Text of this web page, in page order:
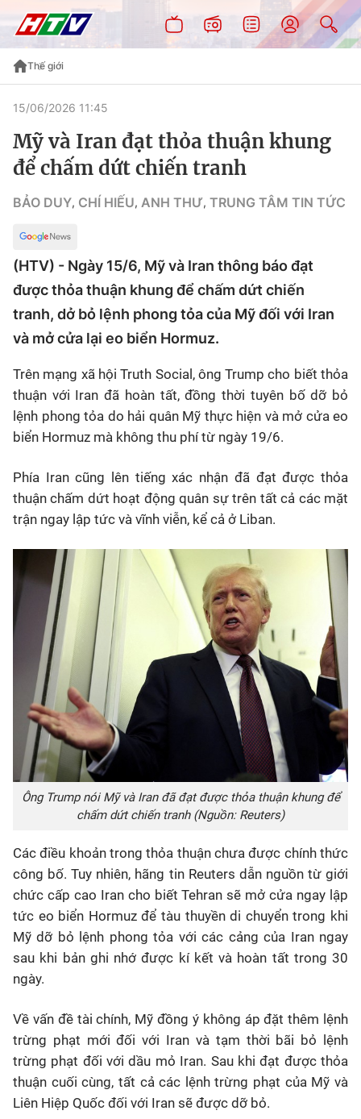
Thế giới
15/06/2026 11:45
Mỹ và Iran đạt thỏa thuận khung
để chấm dứt chiến tranh
BẢO DUY, CHÍ HIẾU, ANH THƯ, TRUNG TÂM TIN TỨC
(HTV) - Ngày 15/6, Mỹ và Iran thông báo đạt
được thỏa thuận khung để chấm dứt chiến
tranh, dở bỏ lệnh phong tỏa của Mỹ đối với Iran
và mở cửa lại eo biển Hormuz.
Trên mạng xã hội Truth Social, ông Trump cho biết thỏa
thuận với Iran đã hoàn tất, đồng thời tuyên bố dỡ bỏ
lệnh phong tỏa do hải quân Mỹ thực hiện và mở cửa eo
biển Hormuz mà không thu phí từ ngày 19/6.
Phía Iran cũng lên tiếng xác nhận đã đạt được thỏa
thuận chấm dứt hoạt động quân sự trên tất cả các mặt
trận ngay lập tức và vĩnh viễn, kể cả ở Liban.
Ông Trump nói Mỹ và Iran đã đạt được thỏa thuận khung để
chấm dứt chiến tranh (Nguồn: Reuters)
Các điều khoản trong thỏa thuận chưa được chính thức
công bố. Tuy nhiên, hãng tin Reuters dẫn nguồn từ giới
chức cấp cao Iran cho biết Tehran sẽ mở cửa ngay lập
tức eo biển Hormuz để tàu thuyền di chuyển trong khi
Mỹ dỡ bỏ lệnh phong tỏa với các cảng của Iran ngay
sau khi bản ghi nhớ được kí kết và hoàn tất trong 30
ngày.
Về vấn đề tài chính, Mỹ đồng ý không áp đặt thêm lệnh
trừng phạt mới đối với Iran và tạm thời bãi bỏ lệnh
trừng phạt đối với dầu mỏ Iran. Sau khi đạt được thỏa
thuận cuối cùng, tất cả các lệnh trừng phạt của Mỹ và
Liên Hiệp Quốc đối với Iran sẽ được dỡ bỏ.